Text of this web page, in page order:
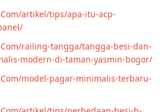
artikel/tips/apa-itu-acp-
railing-tangga/tangga-besi-dan-
modern-di-taman-yasmin-bogor/
model-pagar-minimalis-terbaru-